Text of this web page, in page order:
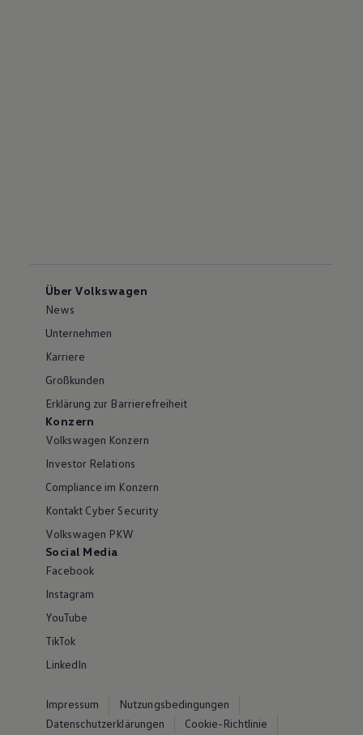
Über Volkswagen
News
Unternehmen
Karriere
Großkunden
Erklärung zur Barrierefreiheit
Konzern
Volkswagen Konzern
Investor Relations
Compliance im Konzern
Kontakt Cyber Security
Volkswagen PKW
Social Media
Facebook
Instagram
YouTube
TikTok
LinkedIn
Impressum
Nutzungsbedingungen
Datenschutzerklärungen
Cookie-Richtlinie